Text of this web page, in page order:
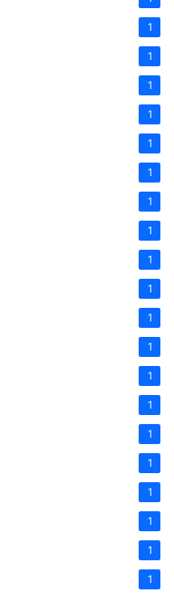
1
1
1
1
1
1
1
1
1
1
1
1
1
1
1
1
1
1
1
1